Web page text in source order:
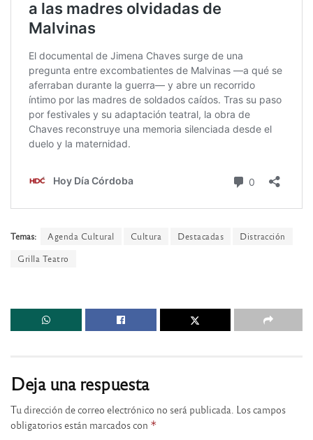
Temas: Agenda Cultural Cultura Destacadas
Distracción
Grilla Teatro
Deja una respuesta
Tu dirección de correo electrónico no será publicada. Los campos
obligatorios están marcados con *